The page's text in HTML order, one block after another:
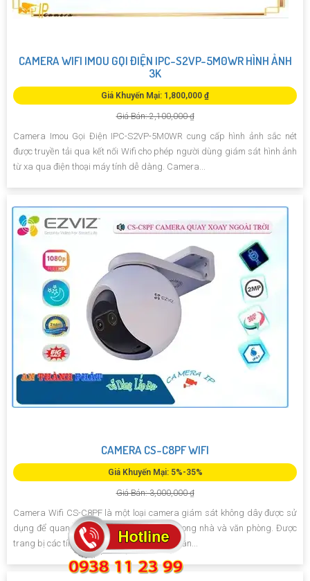
CAMERA WIFI IMOU GỌI ĐIỆN IPC-S2VP-5M0WR HÌNH ẢNH
3K
Giá Khuyến Mại: 1,800,000 ₫
Giá Bán: 2,100,000 ₫
Camera Imou Gọi Điện IPC-S2VP-5M0WR cung cấp hình ảnh sắc nét
được truyền tải qua kết nối Wifi cho phép người dùng giám sát hình ảnh
từ xa qua điện thoại máy tính dễ dàng. Camera...
CAMERA CS-C8PF WIFI
Giá Khuyến Mại: 5%-35%
Giá Bán: 3,000,000 ₫
Camera Wifi CS-C8PF là một loại camera giám sát không dây được sử
dụng để quan sát và kiểm soát an ninh trong nhà và văn phòng. Được
trang bị các tính năng thông minh và độ phân...